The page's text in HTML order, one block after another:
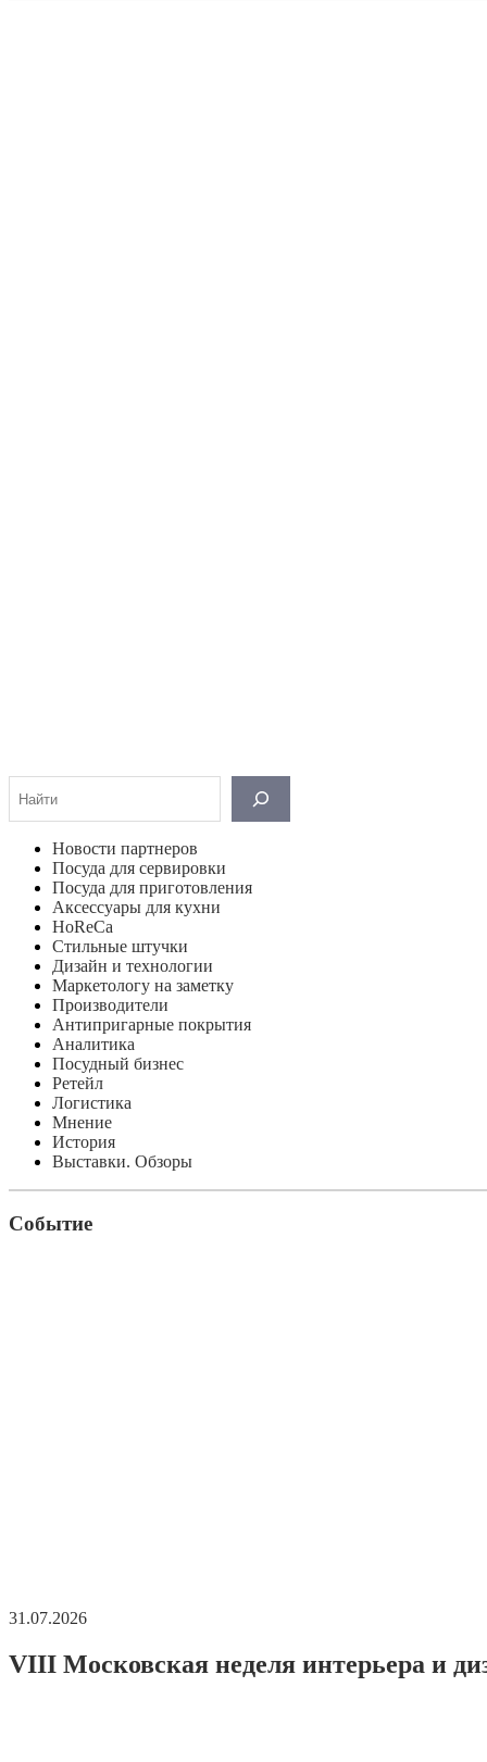
Новости партнеров
Посуда для сервировки
Посуда для приготовления
Аксессуары для кухни
HoReCa
Стильные штучки
Дизайн и технологии
Маркетологу на заметку
Производители
Антипригарные покрытия
Аналитика
Посудный бизнес
Ретейл
Логистика
Мнение
История
Выставки. Обзоры
Событие
31.07.2026
VIII Московская неделя интерьера и